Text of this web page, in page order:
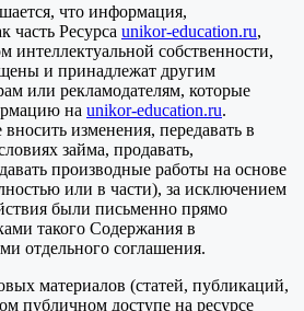
что информация,
часть Ресурса unikor-education.ru,
интеллектуальной собственности,
и принадлежат другим
или рекламодателям, которые
на unikor-education.ru.
изменения, передавать в
займа, продавать,
производные работы на основе
или в части), за исключением
были письменно прямо
такого Содержания в
отдельного соглашения.
материалов (статей, публикаций,
публичном доступе на ресурсе